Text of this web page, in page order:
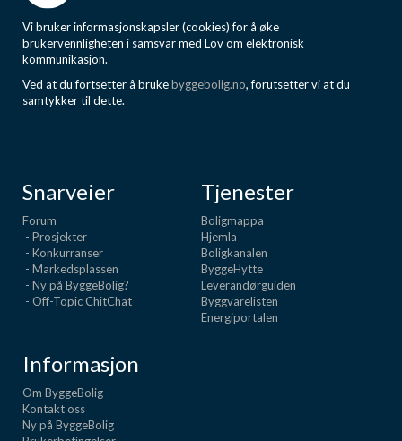
Vi bruker informasjonskapsler (cookies) for å øke
brukervennligheten i samsvar med Lov om elektronisk
kommunikasjon.
Ved at du fortsetter å brukebyggebolig.no, forutsetter vi at du
samtykker til dette.
Snarveier
Forum
- Prosjekter
- Konkurranser
- Markedsplassen
- Ny på ByggeBolig?
- Off-Topic ChitChat
Tjenester
Boligmappa
Hjemla
Boligkanalen
ByggeHytte
Leverandørguiden
Byggvarelisten
Energiportalen
Informasjon
Om ByggeBolig
Kontakt oss
Ny på ByggeBolig